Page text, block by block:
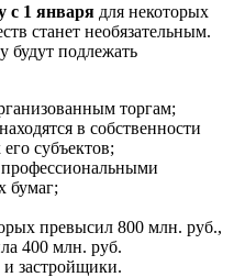
с 1 января для некоторых
станет необязательным.
будут подлежать
торгам;
в собственности
субъектов;
бумаг;
превысил 800 млн. руб.,
400 млн. руб.
застройщики.